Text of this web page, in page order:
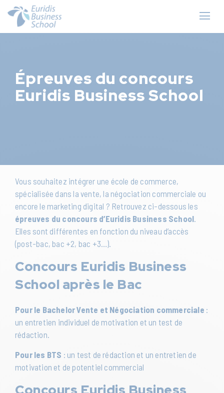
Épreuves du concours
Euridis Business School
Vous souhaitez intégrer une école de commerce,
spécialisée dans la vente, la négociation commerciale ou
encore le marketing digital ? Retrouvez ci-dessous les
épreuves du concours d’Euridis Business School.
Elles sont différentes en fonction du niveau d’accès
(post-bac, bac +2, bac +3…).
Concours Euridis Business
School après le Bac
Pour le Bachelor Vente et Négociation commerciale :
un entretien individuel de motivation et un test de
rédaction.
Pour les BTS : un test de rédaction et un entretien de
motivation et de potentiel commercial